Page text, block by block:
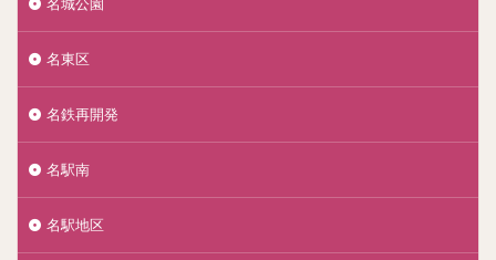
名城公園
名東区
名鉄再開発
名駅南
名駅地区